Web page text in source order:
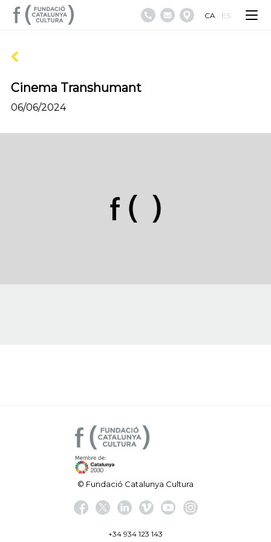
CA ES
Cinema Transhumant
06/06/2024
© Fundació Catalunya Cultura
+34 934 123 143